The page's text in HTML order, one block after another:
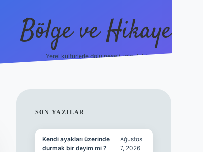
Bölge ve Hikaye
Yerel kültürlerle dolu neşeli yolculuk!
SIDEBAR
SON YAZILAR
Kendi ayakları üzerinde
durmak bir deyim mi ?
Ağustos
7, 2026
grand